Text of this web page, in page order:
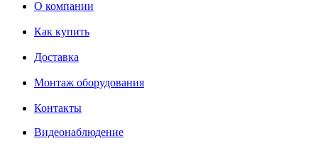
О компании
Как купить
Доставка
Монтаж оборудования
Контакты
Видеонаблюдение